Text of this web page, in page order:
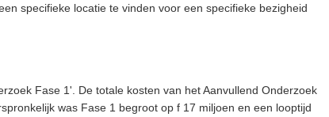
specifieke locatie te vinden voor een specifieke bezigheid
Fase 1'. De totale kosten van het Aanvullend Onderzoek
was Fase 1 begroot op f 17 miljoen en een looptijd